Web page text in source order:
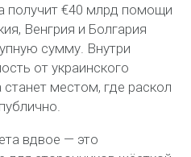
получит €40 млрд помощи
Венгрия и Болгария
сумму. Внутри
от украинского
местом, где раскол
вдвое — это